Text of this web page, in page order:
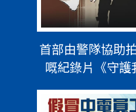
首部由警隊協助
嘅紀錄片《守